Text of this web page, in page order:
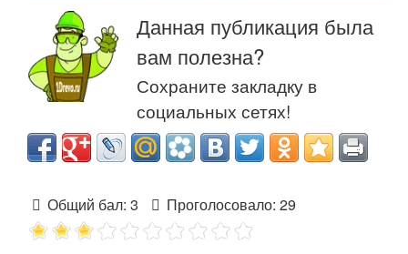
Данная публикация была
вам полезна?
Сохраните закладку в
социальных сетях!
Общий бал: 3 Проголосовало: 29